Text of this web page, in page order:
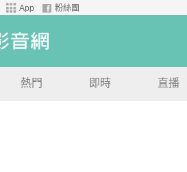
App 粉絲團
熱門 即時 直播